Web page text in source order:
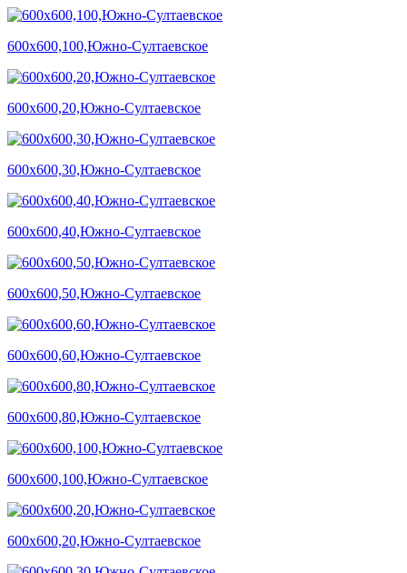
600х600,100,Южно-Султаевское
600х600,20,Южно-Султаевское
600х600,30,Южно-Султаевское
600х600,40,Южно-Султаевское
600х600,50,Южно-Султаевское
600х600,60,Южно-Султаевское
600х600,80,Южно-Султаевское
600х600,100,Южно-Султаевское
600х600,20,Южно-Султаевское